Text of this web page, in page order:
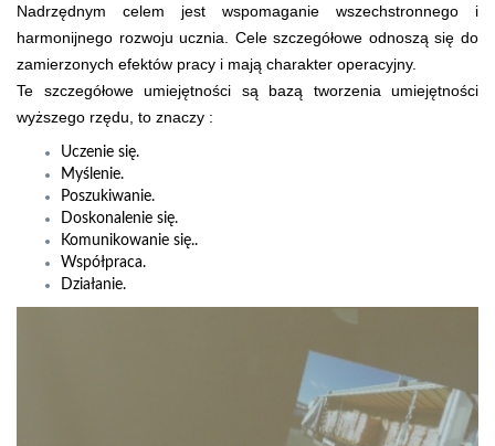
Nadrzędnym celem jest wspomaganie wszechstronnego i
harmonijnego rozwoju ucznia. Cele szczegółowe odnoszą się do
zamierzonych efektów pracy i mają charakter operacyjny.
Te szczegółowe umiejętności są bazą tworzenia umiejętności
wyższego rzędu, to znaczy :
Uczenie się.
Myślenie.
Poszukiwanie.
Doskonalenie się.
Komunikowanie się..
Współpraca.
Działanie.